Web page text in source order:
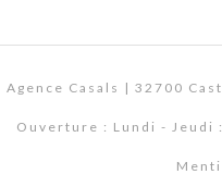
Agence Casals | 32700
Ouverture : Lundi - Jeudi